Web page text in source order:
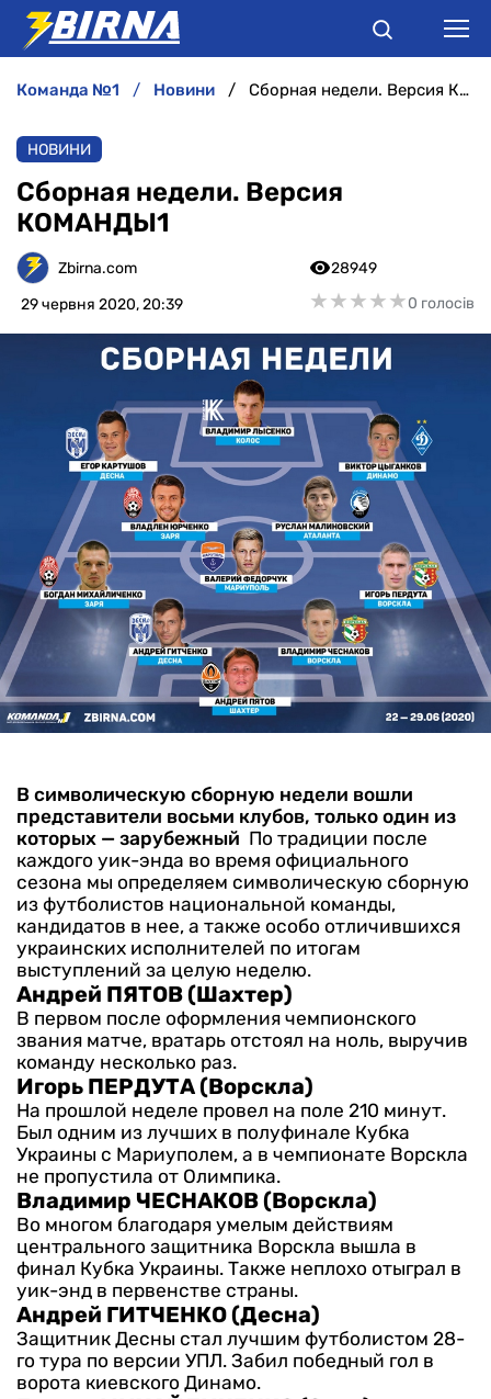
АНАЛІТИКА
ІНТЕРВ'Ю
РІЗНЕ
БУКМЕКЕРИ
команда №1 новини Сборная недели. Версия КОМАНДЫ1
НОВИНИ
Сборная недели. Версия
КОМАНДЫ1
Zbirna.com
29 червня 2020, 20:39
28949
★★★★★
★★★★★0 голосів
В символическую сборную недели вошли
представители восьми клубов, только один из
которых — зарубежный По традиции после
каждого уик-энда во время официального
сезона мы определяем символическую сборную
из футболистов национальной команды,
кандидатов в нее, а также особо отличившихся
украинских исполнителей по итогам
выступлений за целую неделю.
Андрей ПЯТОВ (Шахтер)
В первом после оформления чемпионского
звания матче, вратарь отстоял на ноль, выручив
команду несколько раз.
Игорь ПЕРДУТА (Ворскла)
На прошлой неделе провел на поле 210 минут.
Был одним из лучших в полуфинале Кубка
Украины с Мариуполем, а в чемпионате Ворскла
не пропустила от Олимпика.
Владимир ЧЕСНАКОВ (Ворскла)
Во многом благодаря умелым действиям
центрального защитника Ворскла вышла в
финал Кубка Украины. Также неплохо отыграл в
уик-энд в первенстве страны.
Андрей ГИТЧЕНКО (Десна)
Защитник Десны стал лучшим футболистом 28-
го тура по версии УПЛ. Забил победный гол в
ворота киевского Динамо.